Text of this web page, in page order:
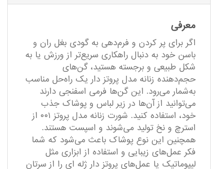
معرفی
اگر برای پر کردن و فرم‌دهی به گودی بغل ران و
باسن خود به دنبال راهکاری سریع‌تر از ورزش یا به
شکل طبیعی و برجسته هستید، گن‌های
حجم‌دهنده زنانه مدل پروتز دار یک راه‌حل مناسب
به‌شمار می‌رود. این گن‌ها فرمی اسفنجی دارند
می‌توانید از آن‌ها در زیر لباس و پوشاک جذب
خود، استفاده کنید. شورت زنانه مدل پروتز ۰۰۱ از
استرچ و نخ تولید می‌شوند و اسپست هستند.
همچنین این نوع پوشاک باعث می‌شود که شما
فکر عمل‌های زیبایی و استفاده از ابزاری مثل
لیپوماتیک یا عمل‌های پروتز دار ژله ای را از سرتان